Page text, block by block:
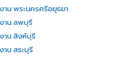
าน พระนครศรีอยุธยา
าน ลพบุรี
าน สิงห์บุรี
าน สระบุรี